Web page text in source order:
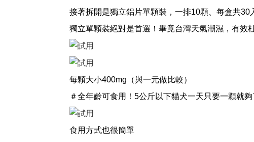
接著拆開是獨立鋁片單顆裝，一排10顆、每盒共30
獨立單顆裝絕對是首選！畢竟台灣天氣潮濕，有效
每顆大小400mg（與一元做比較）
＃全年齡可食用！5公斤以下貓犬一天只要一顆就
食用方式也很簡單